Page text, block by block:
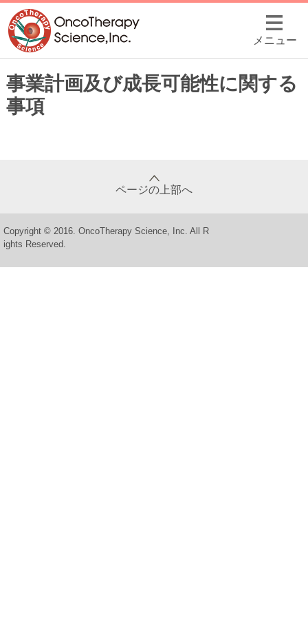
メニュー
事業計画及び成⻑可能性に関する
事項
ページの上部へ
Copyright © 2016. OncoTherapy Science, Inc. All R
ights Reserved.